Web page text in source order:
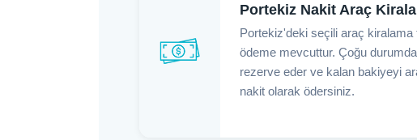
Portekiz Nakit Araç
Portekiz'deki seçili araç kiralama
ödeme mevcuttur. Çoğu
rezerve eder ve kalan bakiyeyi
nakit olarak ödersiniz.